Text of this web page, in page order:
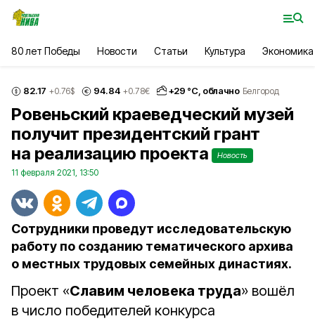
80 лет Победы Новости Статьи Культура Экономика
82.17 +0.76$ 94.84 +0.78€ +29 °С, облачно Белгород
Ровеньский краеведческий музей
получит президентский грант
на реализацию проекта
Новость
11 февраля 2021, 13:50
Сотрудники проведут исследовательскую
работу по созданию тематического архива
о местных трудовых семейных династиях.
Проект «Славим человека труда» вошёл
в число победителей конкурса